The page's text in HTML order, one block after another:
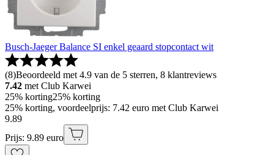
Busch-Jaeger Balance SI enkel geaard stopcontact wit
(8)Beoordeeld met 4.9 van de 5 sterren, 8 klantreviews
7.42 met Club Karwei
25% korting25% korting
25% korting, voordeelprijs: 7.42 euro met Club Karwei
9.89
Prijs: 9.89 euro